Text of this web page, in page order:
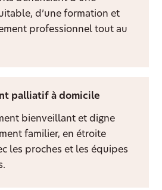
d’une formation et
professionnel tout au
palliatif à domicile
bienveillant et digne
familier, en étroite
les proches et les équipes